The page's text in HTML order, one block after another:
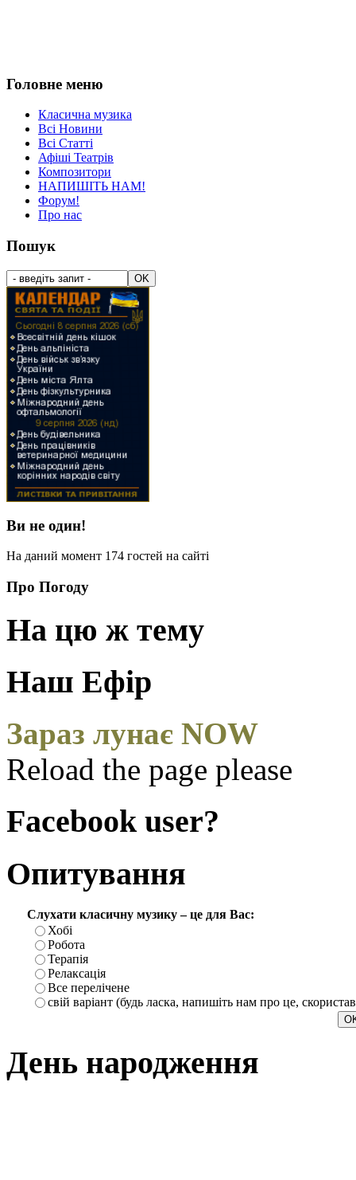
Головне меню
Класична музика
Всі Новини
Всі Статті
Афіші Театрів
Композитори
НАПИШІТЬ НАМ!
Форум!
Про нас
Пошук
Ви не один!
На даний момент 174 гостей на сайті
Про Погоду
На цю ж тему
Наш Ефір
Зараз лунає NOW
Reload the page please
Facebook user?
Опитування
Слухати класичну музику – це для Вас:
Хобі
Робота
Терапія
Релаксація
Все перелічене
свій варіант (будь ласка, напишіть нам про це,
День народження